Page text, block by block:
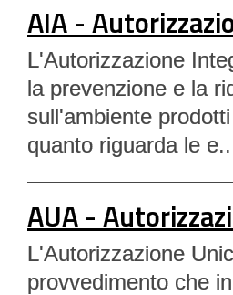
AIA -
L'Autorizzazione
la prevenzione e la
sull'ambiente
quanto riguarda le
AUA -
L'Autorizzazione
provvedimento che